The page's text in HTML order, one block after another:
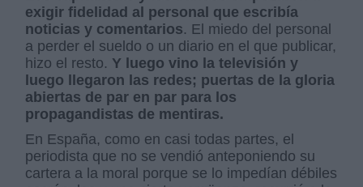
exigir fidelidad al personal que escribía
noticias y comentarios. El miedo del personal
a perder el sueldo o un diario en el que publicar,
hizo el resto. Y luego vino la televisión y
luego llegaron las redes; puertas de la gloria
abiertas de par en par para los
propagandistas de mentiras.
En España, como en casi todas partes, el
periodista que no se vendió anteponiendo su
cartera a la moral porque se lo impedían débiles